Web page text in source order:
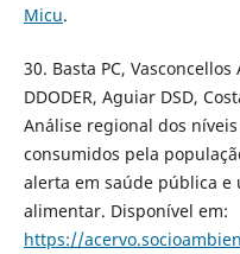
Micu.
30. Basta PC,
DDODER, Aguiar DSD,
Análise regional dos
consumidos pela
alerta em saúde pública e
alimentar. Disponível em:
https://